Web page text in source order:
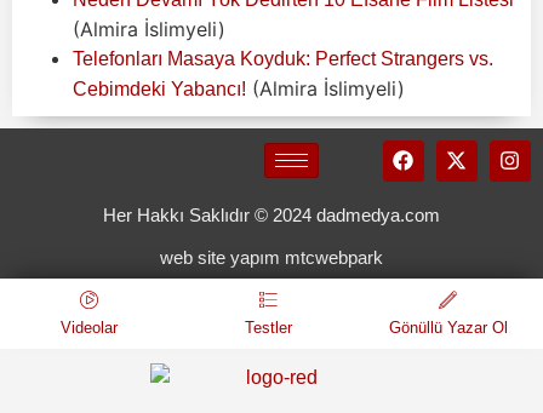
(Almira İslimyeli)
Telefonları Masaya Koyduk: Perfect Strangers vs.
Cebimdeki Yabancı! (Almira İslimyeli)
Her Hakkı Saklıdır © 2024 dadmedya.com
web site yapım mtcwebpark
Videolar Testler Gönüllü Yazar Ol